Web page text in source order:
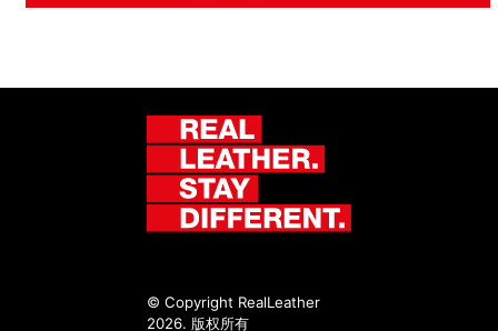
© Copyright RealLeather
2026. 版权所有